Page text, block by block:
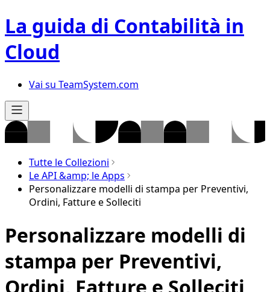
La guida di Contabilità in
Cloud
Vai su TeamSystem.com
Tutte le Collezioni
Le API &amp; le Apps
Personalizzare modelli di stampa per Preventivi,
Ordini, Fatture e Solleciti
Personalizzare modelli di
stampa per Preventivi,
Ordini, Fatture e Solleciti